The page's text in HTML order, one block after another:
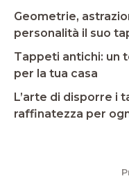
Geometrie,
personalità il suo
Tappeti antichi: un
per la tua casa
L’arte di disporre i
raffinatezza per